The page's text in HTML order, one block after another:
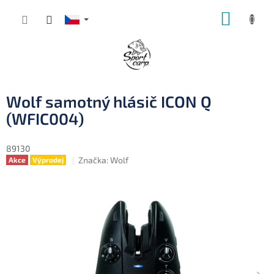
Wolf samotný hlásič ICON Q
(WFIC004)
89130
Akce Výprodej Značka:Wolf